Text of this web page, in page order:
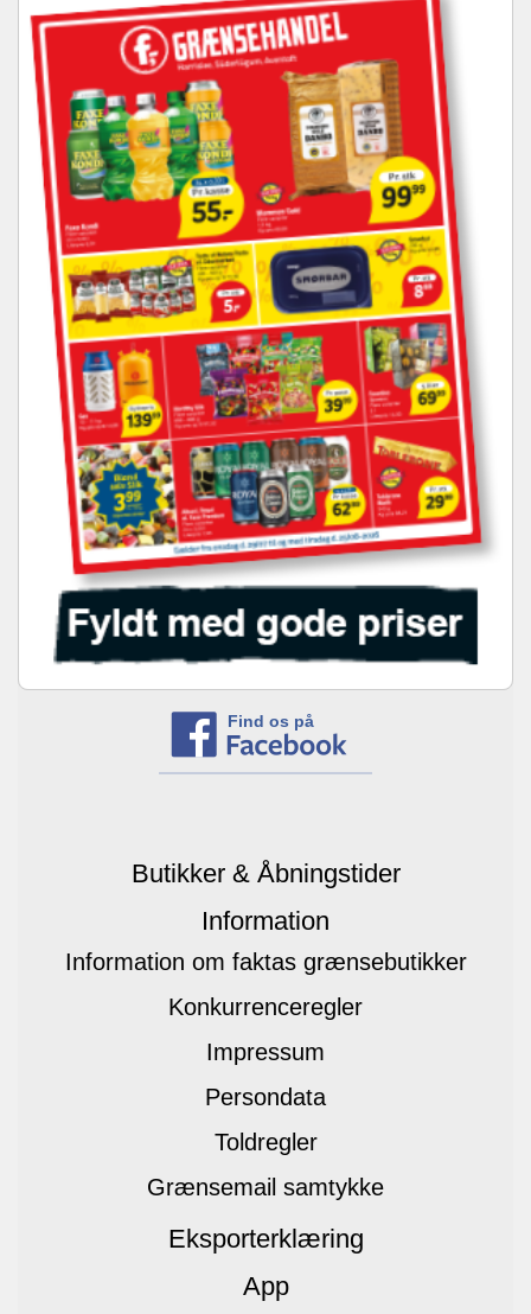
Find os på
Butikker & Åbningstider
Information
Information om faktas grænsebutikker
Konkurrenceregler
Impressum
Persondata
Toldregler
Grænsemail samtykke
Eksporterklæring
App